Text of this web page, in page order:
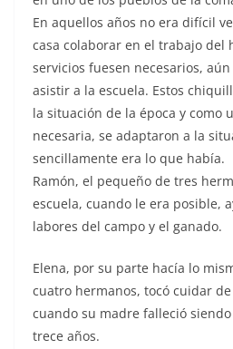
En aquellos años no era difícil
casa colaborar en el trabajo del
servicios fuesen necesarios,
asistir a la escuela. Estos
la situación de la época y como
necesaria, se adaptaron a la
sencillamente era lo que había.
Ramón, el pequeño de tres
escuela, cuando le era posible,
labores del campo y el ganado.
Elena, por su parte hacía lo
cuatro hermanos, tocó cuidar
cuando su madre falleció
trece años.